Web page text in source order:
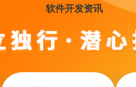
软件开发资讯